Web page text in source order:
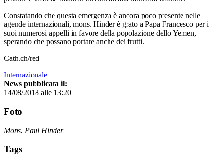
Constatando che questa emergenza è ancora poco presente nelle
agende internazionali, mons. Hinder è grato a Papa Francesco per i
suoi numerosi appelli in favore della popolazione dello Yemen,
sperando che possano portare anche dei frutti.
Cath.ch/red
Internazionale
News pubblicata il:
14/08/2018 alle 13:20
Foto
Mons. Paul Hinder
Tags